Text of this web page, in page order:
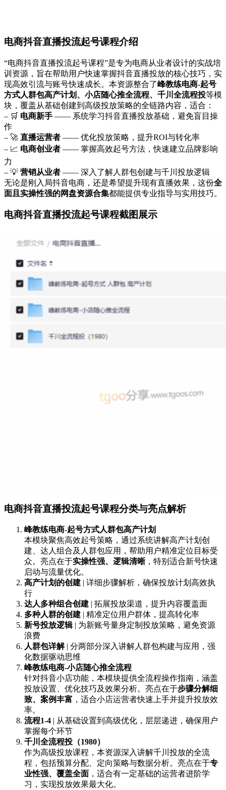
电商抖音直播投流起号课程介绍
“电商抖音直播投流起号课程”是专为电商从业者设计的实战培
训资源，旨在帮助用户快速掌握抖音直播投放的核心技巧，实
现高效引流与账号快速成长。本资源整合了峰教练电商-起号
方式人群包高产计划、小店随心推全流程、千川全流程投等模
块，覆盖从基础创建到高级投放策略的全链路内容，适合：
– 🛒 电商新手 —— 系统学习抖音直播投放基础，避免盲目操
作
– 🚀 直播运营者 —— 优化投放策略，提升ROI与转化率
– 📈 电商创业者 —— 掌握高效起号方法，快速建立品牌影响
力
– 💡 营销从业者 —— 深入了解人群包创建与千川投放逻辑
无论是刚入局抖音电商，还是希望提升现有直播效果，这份全
面且实操性强的网盘资源合集都能提供专业指导与实用技巧。
电商抖音直播投流起号课程截图展示
电商抖音直播投流起号课程分类与亮点解析
峰教练电商-起号方式人群包高产计划
本模块聚焦高效起号策略，通过系统讲解高产计划创
建、达人组合及人群包应用，帮助用户精准定位目标受
众。亮点在于实操性强、逻辑清晰，特别适合新号快速
启动与流量优化。
高产计划的创建 | 详细步骤解析，确保投放计划高效执
行
达人多种组合创建 | 拓展投放渠道，提升内容覆盖面
多种人群的创建 | 精准定位用户群体，提高转化率
新号投放逻辑| 为新账号量身定制投放策略，避免资源
浪费
人群包详解| 分两部分深入讲解人群包构建与应用，强
化数据驱动思维
峰教练电商-小店随心推全流程
针对抖音小店功能，本模块提供全流程操作指南，涵盖
投放设置、优化技巧及效果分析。亮点在于步骤分解细
致、案例丰富 ，适合小店运营者快速上手并提升投放效
率。
流程1-4 | 从基础设置到高级优化，层层递进，确保用户
掌握每个环节
千川全流程投（1980）
作为高级投放课程，本资源深入讲解千川投放的全流
程，包括预算分配、定向策略与数据分析。亮点在于专
业性强、覆盖全面 ，适合有一定基础的运营者进阶学
习，实现投放效果最大化。